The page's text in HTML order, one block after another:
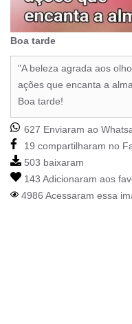
Boa tarde
"A beleza agrada aos
ações que encanta a
Boa tarde!
627 Enviaram ao
19 compartilharam no
503 baixaram
143 Adicionaram aos
4986 Acessaram essa